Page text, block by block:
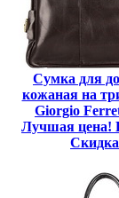
Сумка для
кожаная на
Giorgio
Лучшая цена!